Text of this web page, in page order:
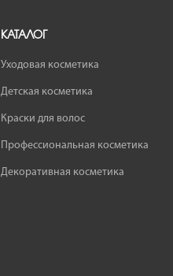
КАТАЛОГ
Уходовая косметика
Детская косметика
Краски для волос
Профессиональная косметика
Декоративная косметика